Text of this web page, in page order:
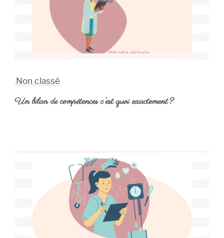
Non classé
Un bilan de compétences c’est quoi exactement?